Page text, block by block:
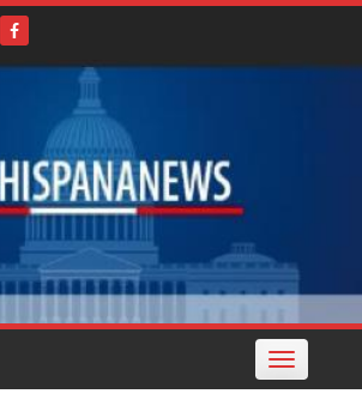
Toggle
navigation